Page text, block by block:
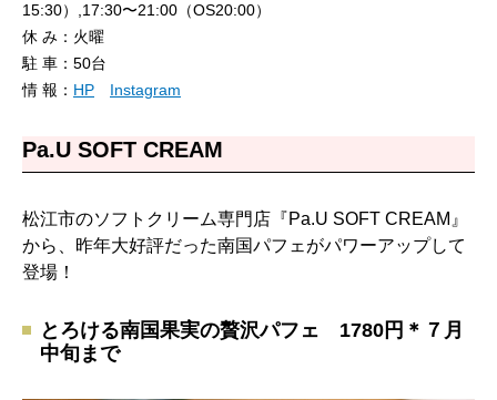
15:30）,17:30〜21:00（OS20:00）
休 み：火曜
駐 車：50台
情 報： HP Instagram
Pa.U SOFT CREAM
松江市のソフトクリーム専門店『Pa.U SOFT CREAM』
から、昨年大好評だった南国パフェがパワーアップして
登場！
とろける南国果実の贅沢パフェ 1780円＊７月
中旬まで